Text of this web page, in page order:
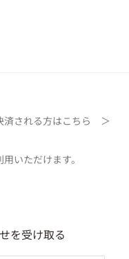
済される方はこちら ＞
いただけます。
を受け取る